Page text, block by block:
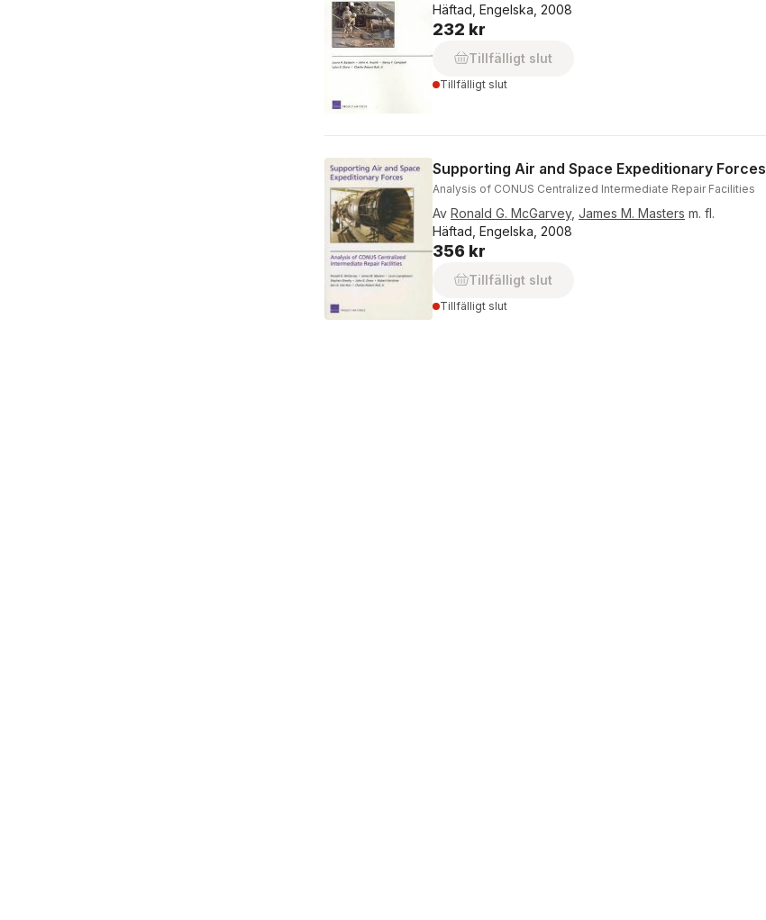
Häftad, Engelska, 2008
232 kr
Tillfälligt slut
Tillfälligt slut
Supporting Air and Space Expeditionary Forces
Analysis of CONUS Centralized Intermediate Repair Facilities
Av Ronald G. McGarvey, James M. Masters m. fl.
Häftad, Engelska, 2008
356 kr
Tillfälligt slut
Tillfälligt slut